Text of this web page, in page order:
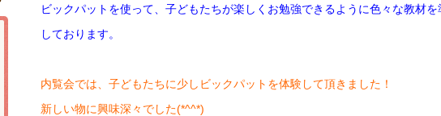
ビックパットを使って、子どもたちが楽しくお勉強できるように色々な教材を
しております。
内覧会では、子どもたちに少しビックパットを体験して頂きました！
新しい物に興味深々でした(*^^*)